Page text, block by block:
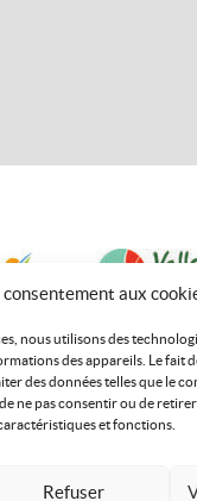
aux
nous utilisons des
des appareils. Le fait
des données telles que le
ne pas consentir ou de
et fonctions.
Refuser